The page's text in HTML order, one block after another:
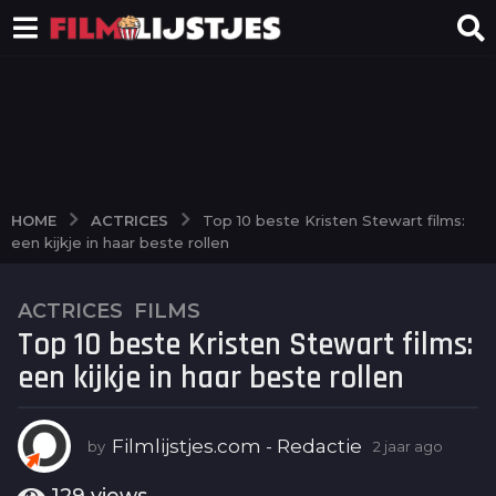
HOME ACTRICES
Top 10 beste Kristen Stewart films:
een kijkje in haar beste rollen
2
j
a
a
g
ACTRICES ,FILMS
Top 10 beste Kristen Stewart films:
een kijkje in haar beste rollen
by Filmlijstjes.com - Redactie 2 jaar ago